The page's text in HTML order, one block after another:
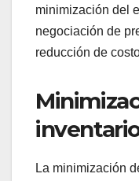
minimización del
negociación de
reducción de
La minimización